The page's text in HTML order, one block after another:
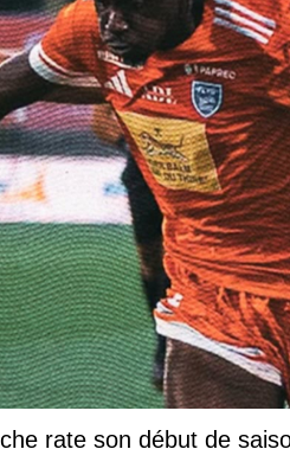
rate son début de